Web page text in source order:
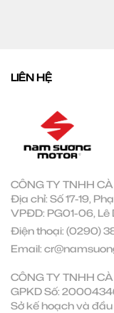
LIÊN HỆ
CÔNG TY TNHH
Địa chỉ: Số 17-19,
VPĐD: PG01-06, Lê
Điện thoại: (0290)
Email:
CÔNG TY TNHH
GPKD Số:
Sở kế hoạch và